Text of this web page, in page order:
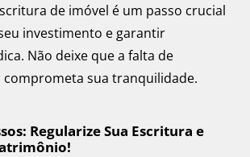
de imóvel é um passo crucial
investimento e garantir
Não deixe que a falta de
sua tranquilidade.
Regularize Sua Escritura e